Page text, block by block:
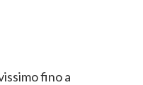
fino a